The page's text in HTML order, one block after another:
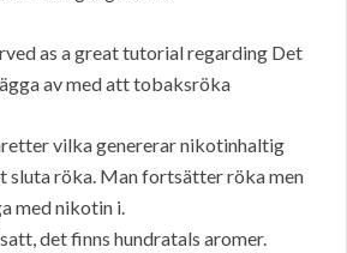
as a great tutorial regarding Det
av med att tobaksröka
vilka genererar nikotinhaltig
sluta röka. Man fortsätter röka men
med nikotin i.
det finns hundratals aromer.